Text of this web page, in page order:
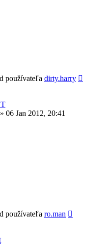
používateľa dirty.harry
» 06 Jan 2012, 20:41
používateľa ro.man